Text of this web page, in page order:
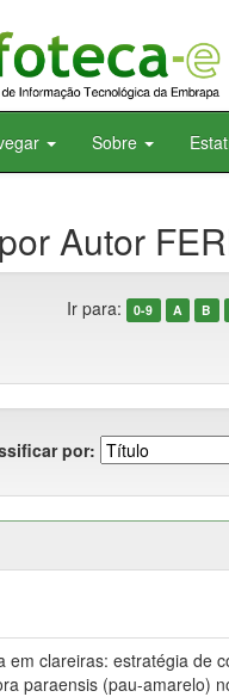
Sobre
Autor
Ir para: 0-9 A B
por:
em clareiras: estratégia de
paraensis (pau-amarelo)